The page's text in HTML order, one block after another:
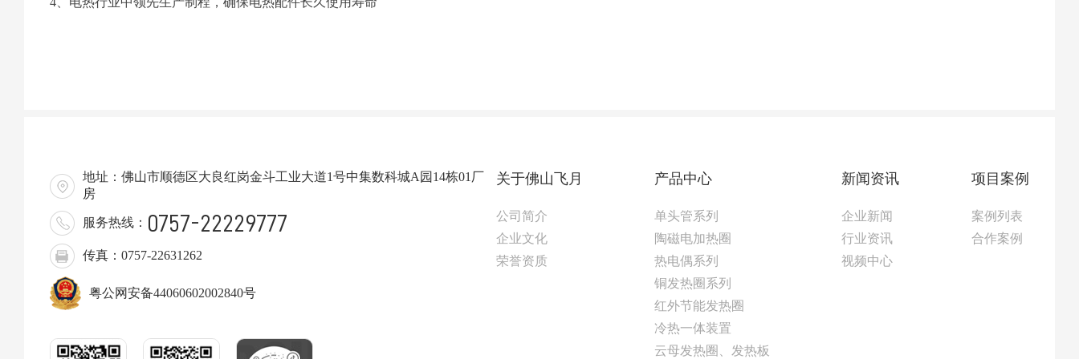
地址：佛山市顺德区大良红岗金斗工业大道1号中集数科城A园14栋01厂
房
服务热线： 0757-22229777
传真：0757-22631262
粤公网安备44060602002840号
关于佛山飞月
公司简介
企业文化
荣誉资质
产品中心
单头管系列
陶磁电加热圈
热电偶系列
铜发热圈系列
红外节能发热圈
冷热一体装置
云母发热圈、发热板
新闻资讯
企业新闻
行业资讯
视频中心
项目案例
案例列表
合作案例